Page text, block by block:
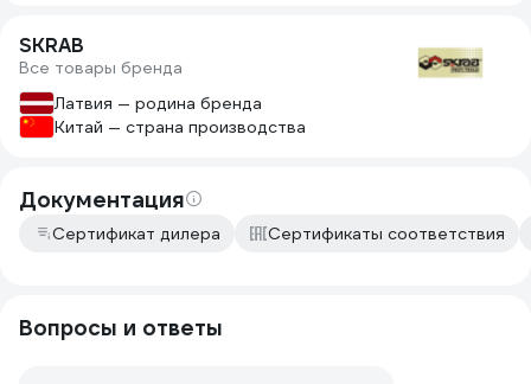
SKRAB
Все товары бренда
Латвия — родина бренда
Китай — страна производства
Документация
Сертификат дилера Сертификаты соответствия
Вопросы и ответы